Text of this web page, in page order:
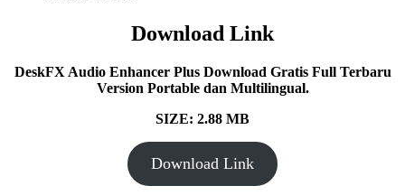
Download Link
DeskFX Audio Enhancer Plus Download Gratis Full Terbaru
Version Portable dan Multilingual.
SIZE: 2.88 MB
Download Link